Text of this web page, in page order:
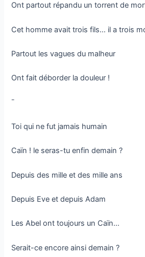
Ont partout répandu un torrent de
Cet homme avait trois fils… il a trois
Partout les vagues du malheur
Ont fait déborder la douleur !
¯
Toi qui ne fut jamais humain
Caïn ! le seras-tu enfin demain ?
Depuis des mille et des mille ans
Depuis Eve et depuis Adam
Les Abel ont toujours un Caïn…
Serait-ce encore ainsi demain ?